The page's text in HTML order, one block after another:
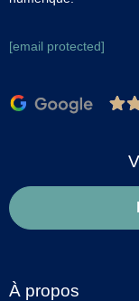
[email protected]
À propos